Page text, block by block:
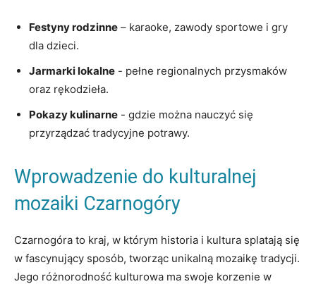
Festyny rodzinne – karaoke, ⁢zawody sportowe i gry
dla dzieci.
Jarmarki lokalne -‌ pełne regionalnych przysmaków⁤
oraz ⁤rękodzieła.
Pokazy kulinarne -⁣ gdzie ‍można nauczyć się
⁤przyrządzać tradycyjne potrawy.
Wprowadzenie do ⁤kulturalnej
⁢mozaiki Czarnogóry
Czarnogóra to kraj, w ⁤którym historia i kultura splatają się
w fascynujący sposób, tworząc unikalną‌ mozaikę tradycji.
Jego różnorodność kulturowa ma swoje korzenie w